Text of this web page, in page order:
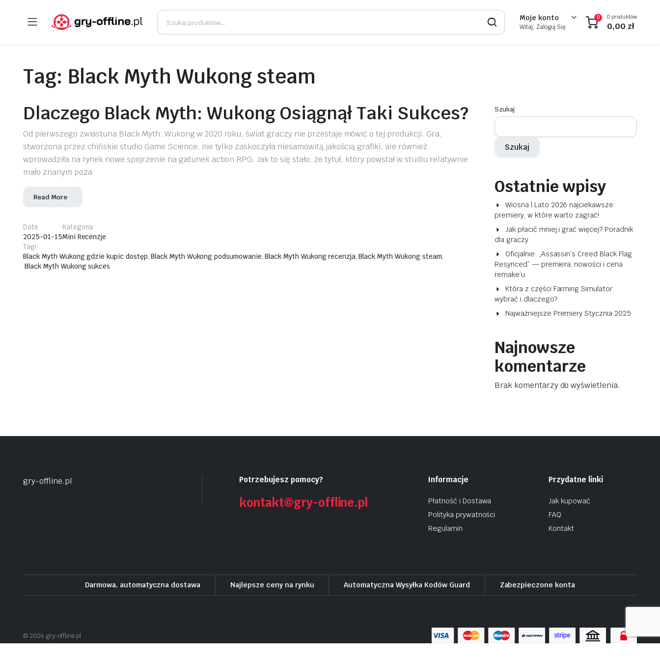
Moje konto
Witaj, Zaloguj Się
0 0 produktów
0,00 zł
Tag: Black Myth Wukong steam
Dlaczego Black Myth: Wukong Osiągnął Taki Sukces?
Od pierwszego zwiastuna Black Myth: Wukong w 2020 roku, świat graczy nie przestaje mówić o tej produkcji. Gra,
stworzona przez chińskie studio Game Science, nie tylko zaskoczyła niesamowitą jakością grafiki, ale również
wprowadziła na rynek nowe spojrzenie na gatunek action RPG. Jak to się stało, że tytuł, który powstał w studiu relatywnie
mało znanym poza
Read More
Date
2025-01-15
Kategoria
Mini Recenzje
Tagi
Black Myth Wukong gdzie kupic dostęp, Black Myth Wukong podsumowanie, Black Myth Wukong recenzja, Black Myth Wukong steam,
Black Myth Wukong sukces
Szukaj
Szukaj
Ostatnie wpisy
Wiosna | Lato 2026 najciekawsze
premiery, w które warto zagrać!
Jak płacić mniej i grać więcej? Poradnik
dla graczy
Oficjalnie: „Assassin’s Creed Black Flag
Resynced” — premiera, nowości i cena
remake’u
Która z części Farming Simulator
wybrać i dlaczego?
Najważniejsze Premiery Stycznia 2025
Najnowsze
komentarze
Brak komentarzy do wyświetlenia.
gry-offline.pl Potrzebujesz pomocy?
kontakt@gry-offline.pl
Informacje
Płatność i Dostawa
Polityka prywatności
Regulamin
Przydatne linki
Jak kupować
FAQ
Kontakt
Darmowa, automatyczna dostawa Najlepsze ceny na rynku Automatyczna Wysyłka Kodów Guard Zabezpieczone konta
© 2024 gry-offline.pl